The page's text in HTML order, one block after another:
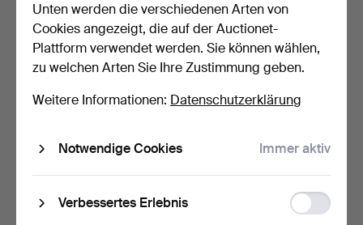
FLASCHEN IM GESTELL, 3
Schätzwert
DAMEJEANNE, 2 St.,
Suche speichern
Unten werden die verschiedenen Arten von
Cookies angezeigt, die auf der Auctionet-
Plattform verwendet werden. Sie können wählen,
zu welchen Arten Sie Ihre Zustimmung geben.
Weitere Informationen: Datenschutzerklärung
Notwendige Cookies Immer aktiv
Verbessertes Erlebnis
storage